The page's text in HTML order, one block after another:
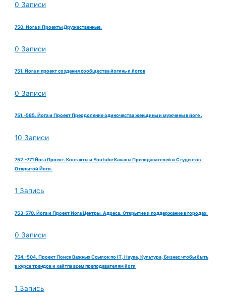
0 Записи
750. Йога и Проекты Дружественные.
0 Записи
751. Йога и проект создания сообщества йогинь и йогов
0 Записи
751.-585. Йога и Проект Преодоление одиночества женщины и мужчины в йоге .
10 Записи
752.-771 Йога Проект. Контакты и Youtube Каналы Преподавателей и Студентов
Открытой Йоги.
1 Запись
753-570. Йога и Проект Йога Центры. Адреса. Открытие и поддержание в городах.
0 Записи
754.-504. Проект Поиск Важных Ссылок по IT, Наука, Культура, Бизнес чтобы быть
в курсе трендов и хайтпа всем преподавателям йоги
1 Запись